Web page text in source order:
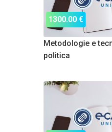
1300.00 €
Metodologie e
politica